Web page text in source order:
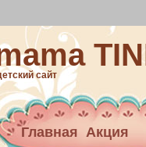
сайт
Главная Акция